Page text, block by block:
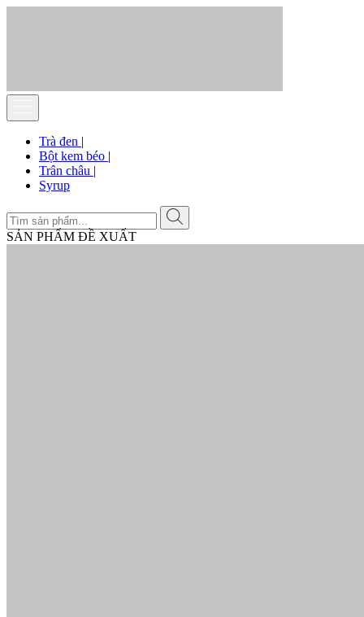
Trà đen |
Bột kem béo |
Trân châu |
Syrup
SẢN PHẨM ĐỀ XUẤT